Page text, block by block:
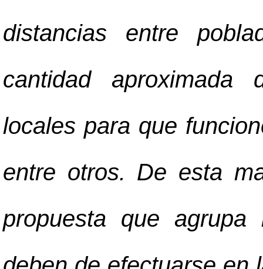
distancias entre
cantidad aproximada
locales para que
entre otros. De esta
propuesta que